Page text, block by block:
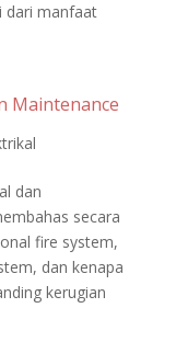
dari manfaat
Maintenance
dan
secara
fire system,
dan kenapa
kerugian